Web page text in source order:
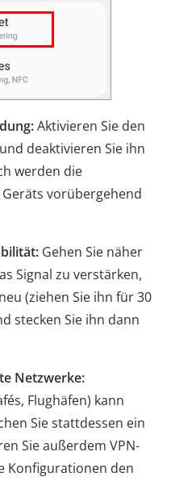
Aktivieren Sie den
deaktivieren Sie ihn
werden die
vorübergehend
Gehen Sie näher
Signal zu verstärken,
(ziehen Sie ihn für 30
stecken Sie ihn dann
Netzwerke:
Flughäfen) kann
Sie stattdessen ein
Sie außerdem VPN-
Konfigurationen den